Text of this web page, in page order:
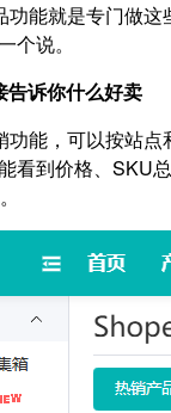
能就是专门做这
个说。
告诉你什么好卖
能，可以按站点
看到价格、SKU